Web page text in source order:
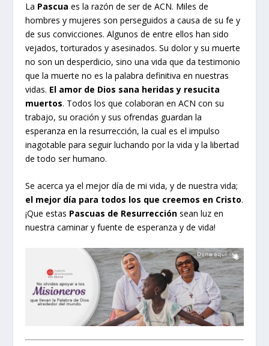
La Pascua es la razón de ser de ACN. Miles de
hombres y mujeres son perseguidos a causa de su fe y
de sus convicciones. Algunos de entre ellos han sido
vejados, torturados y asesinados. Su dolor y su muerte
no son un desperdicio, sino una vida que da testimonio
que la muerte no es la palabra definitiva en nuestras
vidas. El amor de Dios sana heridas y resucita
muertos. Todos los que colaboran en ACN con su
trabajo, su oración y sus ofrendas guardan la
esperanza en la resurrección, la cual es el impulso
inagotable para seguir luchando por la vida y la libertad
de todo ser humano.
Se acerca ya el mejor día de mi vida, y de nuestra vida;
el mejor día para todos los que creemos en Cristo.
¡Que estas Pascuas de Resurrección sean luz en
nuestra caminar y fuente de esperanza y de vida!